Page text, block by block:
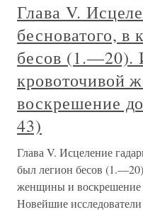
Глава V.
бесноватого, в
бесов (1.—20).
кровоточивой
воскрешение
43)
Глава V. Исцеление
был легион бесов
женщины и
Новейшие исследователи